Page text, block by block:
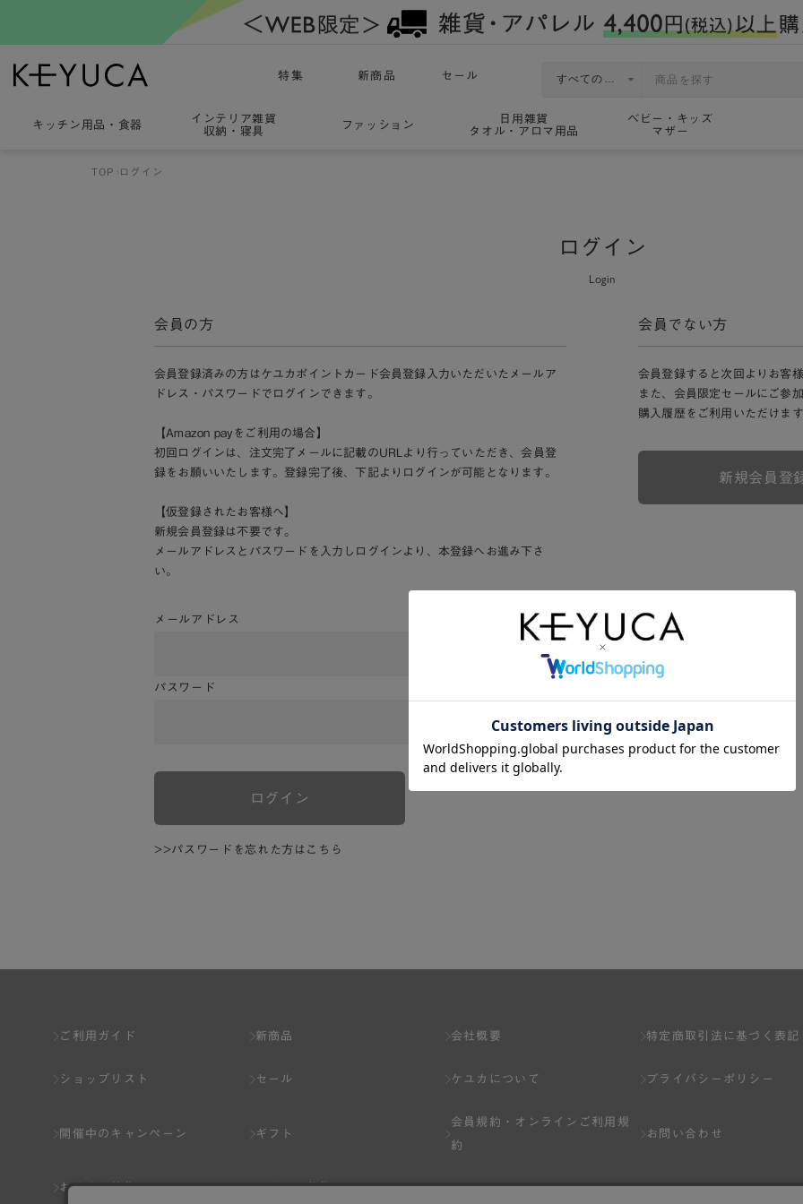
特集 新商品 セール
キッチン用品 ・ 食器
インテリア雑貨
収納・寝具
ファッション
日用雑貨
タオル・アロマ用品
ベビー・キッズ
マザー
TOP ログイン
ログイン
Login
会員の方
会員登録済みの方はケユカポイントカード会員登録入力いただいたメールア
ドレス・パスワードでログインできます。
【Amazon payをご利用の場合】
初回ログインは、注文完了メールに記載のURLより行っていただき、会員登
録をお願いいたします。登録完了後、下記よりログインが可能となります。
【仮登録されたお客様へ】
新規会員登録は不要です。
メールアドレスとパスワードを入力しログインより、本登録へお進み下さ
い。
メールアドレス
パスワード
ログイン
>>パスワードを忘れた方はこちら
会員でない方
会員登録すると次回よりお客
また、会員限定セールにご参
購入履歴をご利用いただけま
新規会員登
ご利用ガイド
ショップリスト
開催中のキャンペーン
おすすめ特集
新商品
セール
ギフト
スタッフ募集
会社概要
ケユカについて
会員規約・
オンラインご利用規
約
Q&A
特定商取引法に基づく表記
プライバシーポリシー
お問い合わせ